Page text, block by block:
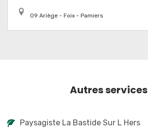
09 Ariège - Foix - Pamiers
Autres services
Paysagiste La Bastide Sur L Hers